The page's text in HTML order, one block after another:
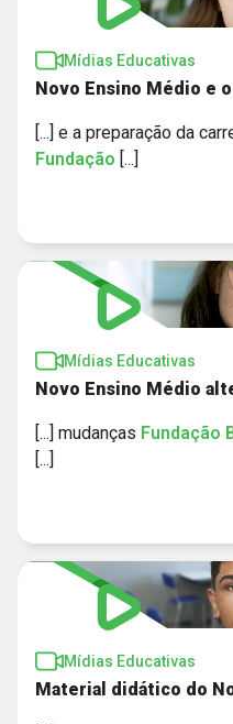
Mídias Educativas
Novo Ensino Médio e
[...] e a preparação da
Fundação [...]
Mídias Educativas
Novo Ensino Médio
[...] mudanças Fundação
[...]
Mídias Educativas
Material didático do